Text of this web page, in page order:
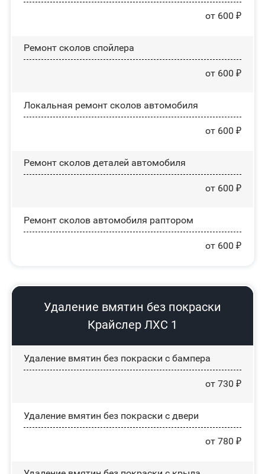
от 600 ₽
Ремонт сколов спойлера
от 600 ₽
Локальная ремонт сколов автомобиля
от 600 ₽
Ремонт сколов деталей автомобиля
от 600 ₽
Ремонт сколов автомобиля раптором
от 600 ₽
Удаление вмятин без покраски
Крайслер ЛХС 1
Удаление вмятин без покраски с бампера
от 730 ₽
Удаление вмятин без покраски с двери
от 780 ₽